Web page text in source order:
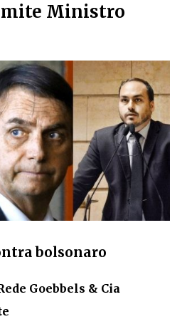
Ministro
bolsonaro
Goebbels & Cia